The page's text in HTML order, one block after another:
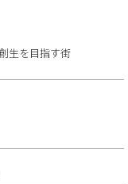
生を目指す街